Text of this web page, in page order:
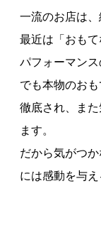
一流のお店は、
最近は「おもて
パフォーマンス
でも本物のお
徹底され、ま
ます。
だから気がつ
には感動を与え